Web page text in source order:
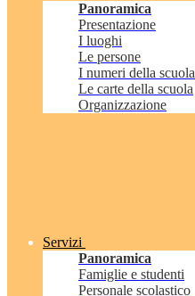
Panoramica
Presentazione
I luoghi
Le persone
I numeri della scuola
Le carte della scuola
Organizzazione
Servizi
Panoramica
Famiglie e studenti
Personale scolastico